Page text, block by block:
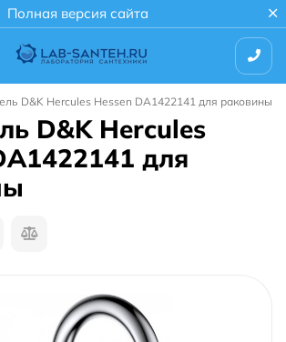
Полная версия сайта
D&K Hercules Hessen DA1422141 для раковины
D&K Hercules
для